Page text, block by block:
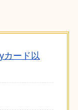
カード以